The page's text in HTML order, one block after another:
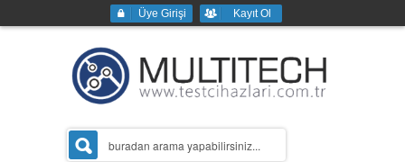
Üye Girişi Kayıt Ol